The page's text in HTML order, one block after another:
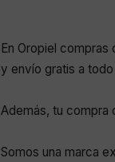
En Oropiel
y envío gratis a
Además, tu compra
Somos una marca